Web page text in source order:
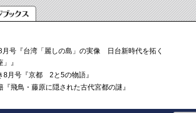
月号『台湾「麗しの島」の実像 日台新時代を拓く「3
』
8月号『京都 2と5の物語』
『飛鳥・藤原に隠された古代宮都の謎』